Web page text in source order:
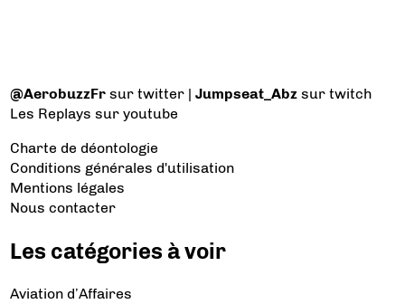
@AerobuzzFr sur twitter |Jumpseat_Abz sur twitch
Les Replays sur youtube
Charte de déontologie
Conditions générales d'utilisation
Mentions légales
Nous contacter
Les catégories à voir
Aviation d’Affaires